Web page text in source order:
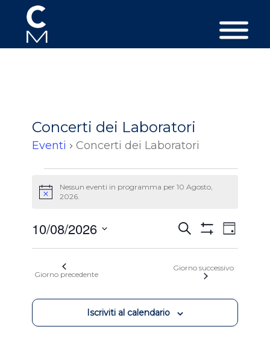
Concerti dei Laboratori
Eventi Concerti dei Laboratori
per
Agosto,
2026
Avviso
Nessun eventi in programma per 10 Agosto,
2026.
Eventi
Ricerca
e
viste
Cerca
Filtri
Giorno
10/08/2026
Giorno precedente
Giorno successivo
Iscriviti al calendario